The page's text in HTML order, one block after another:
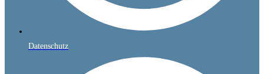
Datenschutz